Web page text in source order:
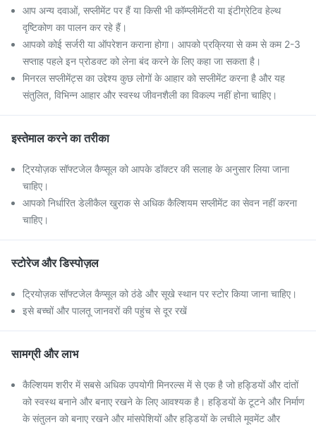
आप अन्य दवाओं, सप्लीमेंट पर हैं या किसी भी कॉम्प्लीमेंटरी या इंटीग्रेटिव हेल्थ
दृष्टिकोण का पालन कर रहे हैं।
आपको कोई सर्जरी या ऑपरेशन कराना होगा। आपको प्रक्रिया से कम से कम 2-3
सप्ताह पहले इन प्रोडक्ट को लेना बंद करने के लिए कहा जा सकता है।
मिनरल सप्लीमेंट्स का उद्देश्य कुछ लोगों के आहार को सप्लीमेंट करना है और यह
संतुलित, विभिन्न आहार और स्वस्थ जीवनशैली का विकल्प नहीं होना चाहिए।
इस्तेमाल करने का तरीका
ट्रियोज़क सॉफ्टजेल कैप्सूल को आपके डॉक्टर की सलाह के अनुसार लिया जाना
चाहिए।
आपको निर्धारित डेलीकैल खुराक से अधिक कैल्शियम सप्लीमेंट का सेवन नहीं करना
चाहिए।
स्टोरेज और डिस्पोज़ल
ट्रियोज़क सॉफ्टजेल कैप्सूल को ठंडे और सूखे स्थान पर स्टोर किया जाना चाहिए।
इसे बच्चों और पालतू जानवरों की पहुंच से दूर रखें
सामग्री और लाभ
कैल्शियम शरीर में सबसे अधिक उपयोगी मिनरल्स में से एक है जो हड्डियों और दांतों
को स्वस्थ बनाने और बनाए रखने के लिए आवश्यक है। हड्डियों के टूटने और निर्माण
के संतुलन को बनाए रखने और मांसपेशियों और हड्डियों के लचीले मूवमेंट और